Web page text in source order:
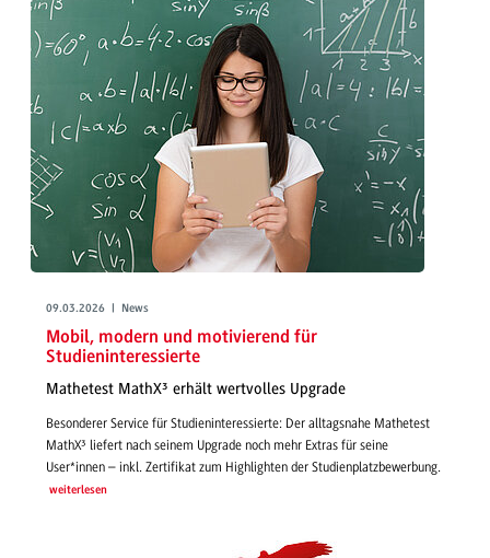
09.03.2026 | News
Mobil, modern und motivierend für
Studieninteressierte
Mathetest MathX³ erhält wertvolles Upgrade
Besonderer Service für Studieninteressierte: Der alltagsnahe Mathetest
MathX³ liefert nach seinem Upgrade noch mehr Extras für seine
User*innen – inkl. Zertifikat zum Highlighten der Studienplatzbewerbung.
weiterlesen